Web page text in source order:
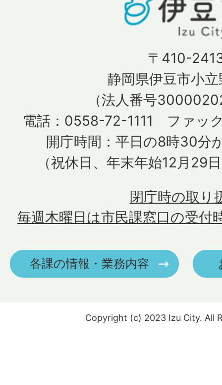
〒410-
静岡県伊豆市小
（法人番号
電話：0558-72-1111 ファッ
開庁時間：平日の8時30分
（祝休日、年末年始12月29
毎週木曜日は市民課窓口の受付
閉庁時の取り
各課の情報・業務内容
Copyright (c) 2023 Izu City. All